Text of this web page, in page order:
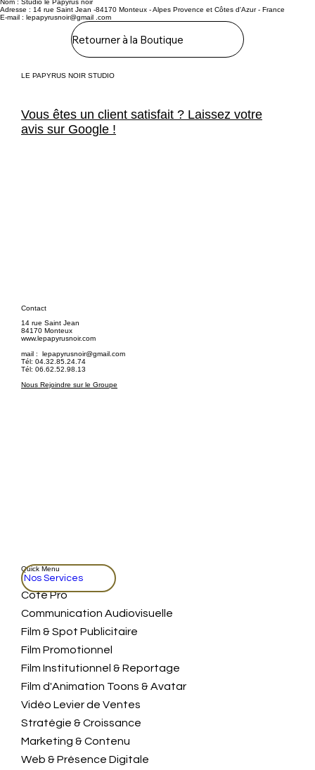
Nom : Studio le Papyrus noir
Adresse : 14 rue Saint Jean -84170 Monteux - Alpes Provence et Côtes d'Azur - France
E-mail : lepapyrusnoir@gmail .com
Retourner à la Boutique
LE PAPYRUS NOIR STUDIO
Vous êtes un client satisfait ? Laissez votre
avis sur Google !
Contact
14 rue Saint Jean
84170 Monteux
www.lepapyrusnoir.com
mail : lepapyrusnoir@gmail.com
Tél: 04.32.85.24.74
Tél: 06.62.52.98.13
Nous Rejoindre sur le Groupe
Quick Menu
Coté Pro
Communication Audiovisuelle
Film & Spot Publicitaire
Film Promotionnel
Film Institutionnel & Reportage
Film d'Animation Toons & Avatar
Vidéo Levier de Ventes
Stratégie & Croissance
Marketing & Contenu
Web & Présence Digitale
Nos Services